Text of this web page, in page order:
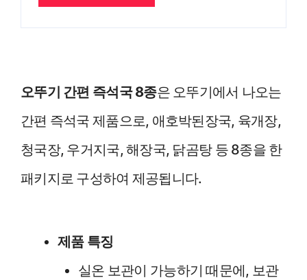
오뚜기 간편 즉석국 8종은 오뚜기에서 나오는
간편 즉석국 제품으로, 애호박된장국, 육개장,
청국장, 우거지국, 해장국, 닭곰탕 등 8종을 한
패키지로 구성하여 제공됩니다.
제품 특징
실온 보관이 가능하기 때문에, 보관